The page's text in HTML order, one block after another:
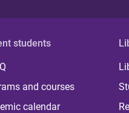
students
and courses
calendar